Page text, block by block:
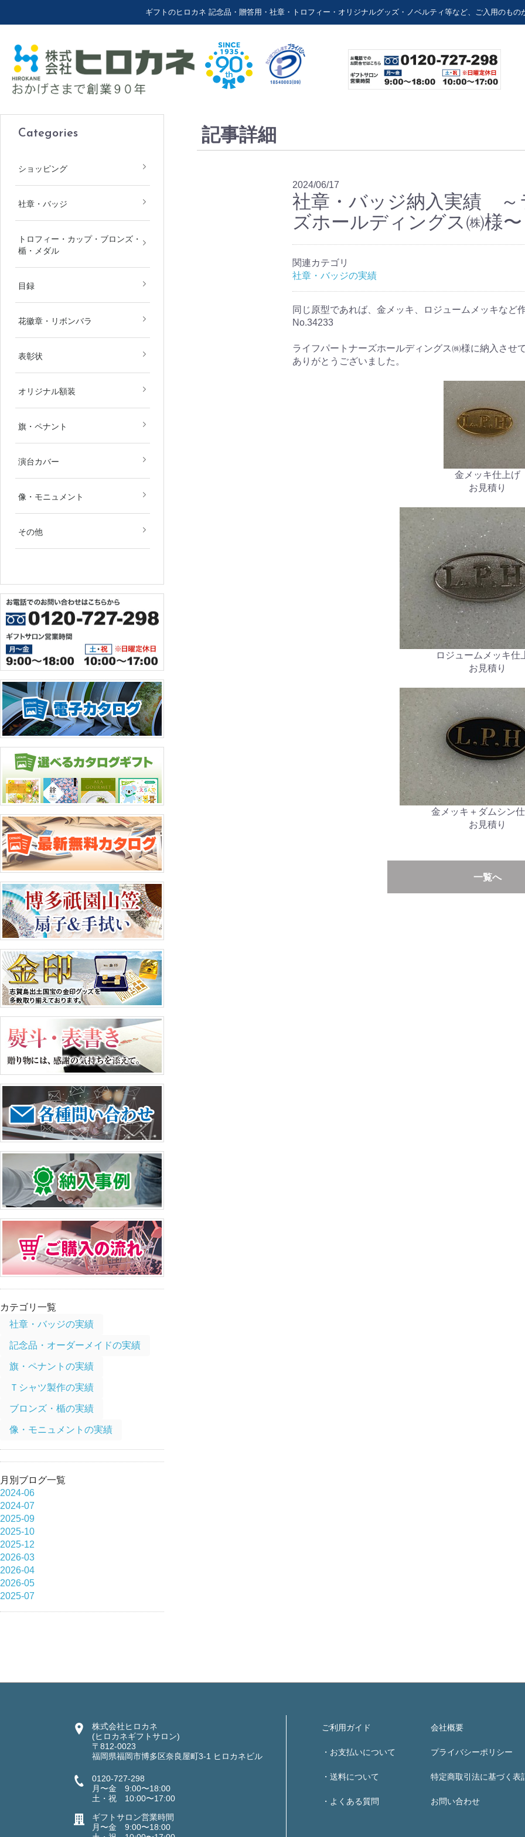
ギフトのヒロカネ 記念品・贈答用・社章・トロフィー・オリジナルグッズ・ノベルティ等など、ご入用のもの
Categories
ショッピング
社章・バッジ
トロフィー・カップ・ブロンズ・
楯・メダル
目録
花徽章・リボンバラ
表彰状
オリジナル額装
旗・ペナント
演台カバー
像・モニュメント
その他
カテゴリ一覧
社章・バッジの実績
記念品・オーダーメイドの実績
旗・ペナントの実績
Ｔシャツ製作の実績
ブロンズ・楯の実績
像・モニュメントの実績
月別ブログ一覧
2024-06
2024-07
2025-09
2025-10
2025-12
2026-03
2026-04
2026-05
2025-07
記事詳細
2024/06/17
社章・バッジ納入実績 ～
ズホールディングス㈱様〜
関連カテゴリ
社章・バッジの実績
同じ原型であれば、金メッキ、ロジュームメッキなど
No.34233
ライフパートナーズホールディングス㈱様に納入させ
ありがとうございました。
金メッキ仕上げ
お見積り
ロジュームメッキ仕
お見積り
金メッキ＋ダムシン
お見積り
一覧へ
株式会社ヒロカネ
(ヒロカネギフトサロン)
〒812-0023
福岡県福岡市博多区奈良屋町3-1 ヒロカネビル
0120-727-298
月〜金 9:00〜18:00
土・祝 10:00〜17:00
ギフトサロン営業時間
月〜金 9:00〜18:00
ご利用ガイド
・お支払いについて
・送料について
・よくある質問
会社概要
プライバシーポリシー
特定商取引法に基づく表
お問い合わせ